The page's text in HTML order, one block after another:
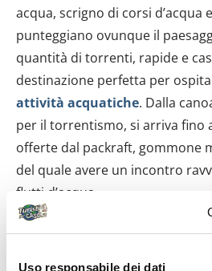
Uso responsabile dei dati
acqua, scrigno di corsi d’acqua
punteggiano ovunque il
quantità di torrenti, rapide e
destinazione perfetta per
attività acquatiche. Dalla
per il torrentismo, si arriva fino
offerte dal packraft, gommone
del quale avere un incontro
flutti d’acqua.
È d’obbligo ‘tornare’ alle Gole
sede non sono solo da
prima persona, facendo